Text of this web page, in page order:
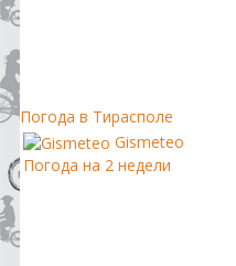
Погода в Тирасполе
Gismeteo
Погода на 2 недели